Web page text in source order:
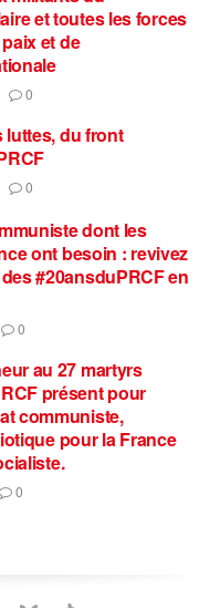
et toutes les forces
et de
0
luttes, du front
0
dont les
ont besoin : revivez
#20ansduPRCF en
0
au 27 martyrs
présent pour
communiste,
pour la France
0